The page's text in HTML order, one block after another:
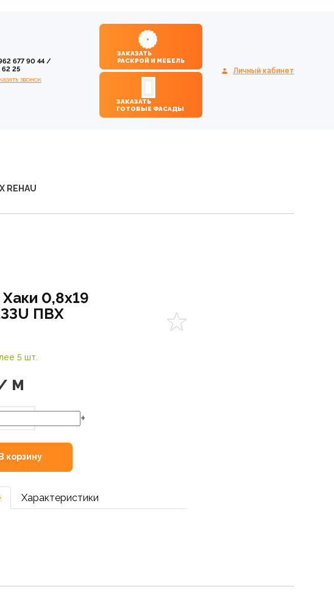
677 90 44/
62 25
звонок
ЗАКАЗАТЬ
РАСКРОЙ И МЕБЕЛЬ
ЗАКАЗАТЬ
ГОТОВЫЕ ФАСАДЫ
Личный кабинет
REHAU
0,8х19
ПВХ
5 шт.
М
+
В корзину
Характеристики